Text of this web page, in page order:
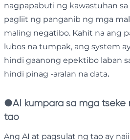
nagpapabuti ng kawastuhan
pagliit ng panganib ng mga
maling negatibo. Kahit na ang
lubos na tumpak, ang system
hindi gaanong epektibo laban
hindi pinag -aralan na data.
●AI kumpara sa mga tseke
tao
Ang AI at pagsulat ng tao ay